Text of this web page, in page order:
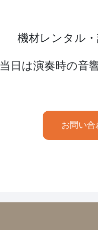
機材レンタル
当日は演奏時の音
お問い合